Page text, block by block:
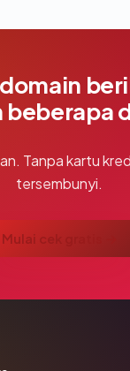
beberapa
Tanpa kartu
tersembunyi.
Mulai cek gratis →